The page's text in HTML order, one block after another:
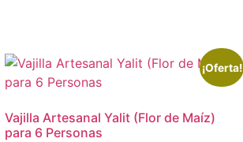
¡Oferta!
Vajilla Artesanal Yalit (Flor de Maíz)
para 6 Personas